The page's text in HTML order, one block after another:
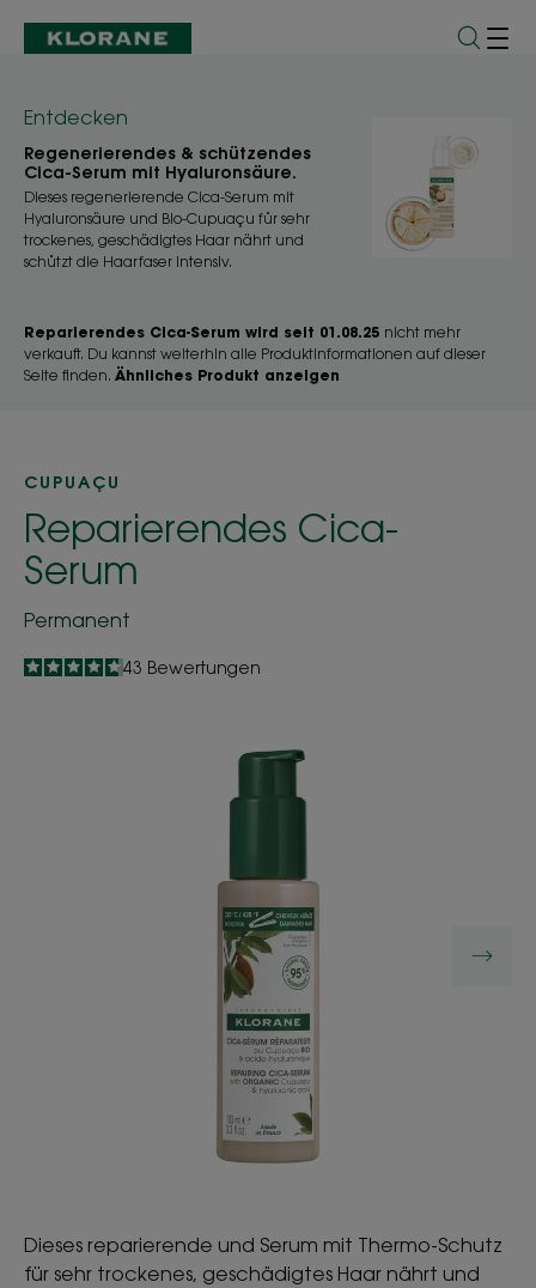
Reparierendes Cica-Serum wird seit 01.08.25 nicht mehr
verkauft. Du kannst weiterhin alle Produktinformationen auf dieser
Seite finden. Ähnliches Produkt anzeigen
Entdecken
Regenerierendes & schützendes
Cica-Serum mit Hyaluronsäure.
Dieses regenerierende Cica-Serum mit
Hyaluronsäure und Bio-Cupuaçu für sehr
trockenes, geschädigtes Haar nährt und
schützt die Haarfaser intensiv.
CUPUAÇU
Reparierendes Cica-
Serum
Permanent
4.7
/
5
43 Bewertungen
Dieses reparierende und Serum mit Thermo-Schutz
für sehr trockenes, geschädigtes Haar nährt und